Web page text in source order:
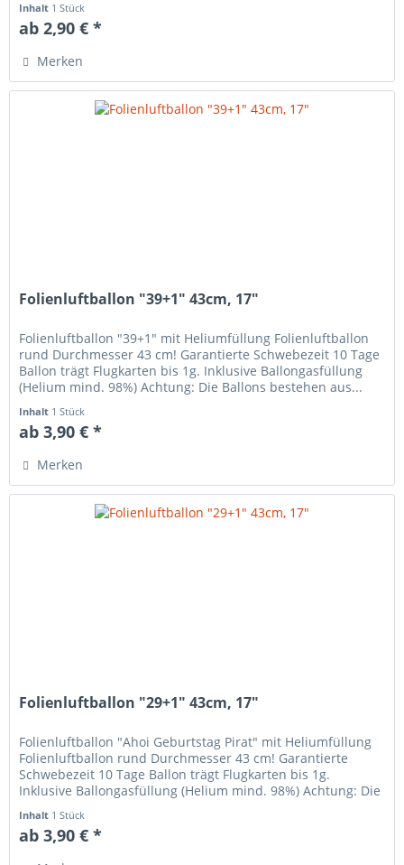
Inhalt 1 Stück
ab 2,90 € *
Merken
Folienluftballon "39+1" 43cm, 17"
Folienluftballon "39+1" mit Heliumfüllung Folienluftballon
rund Durchmesser 43 cm! Garantierte Schwebezeit 10 Tage
Ballon trägt Flugkarten bis 1g. Inklusive Ballongasfüllung
(Helium mind. 98%) Achtung: Die Ballons bestehen aus...
Inhalt 1 Stück
ab 3,90 € *
Merken
Folienluftballon "29+1" 43cm, 17"
Folienluftballon "Ahoi Geburtstag Pirat" mit Heliumfüllung
Folienluftballon rund Durchmesser 43 cm! Garantierte
Schwebezeit 10 Tage Ballon trägt Flugkarten bis 1g.
Inklusive Ballongasfüllung (Helium mind. 98%) Achtung: Die
Inhalt 1 Stück
ab 3,90 € *